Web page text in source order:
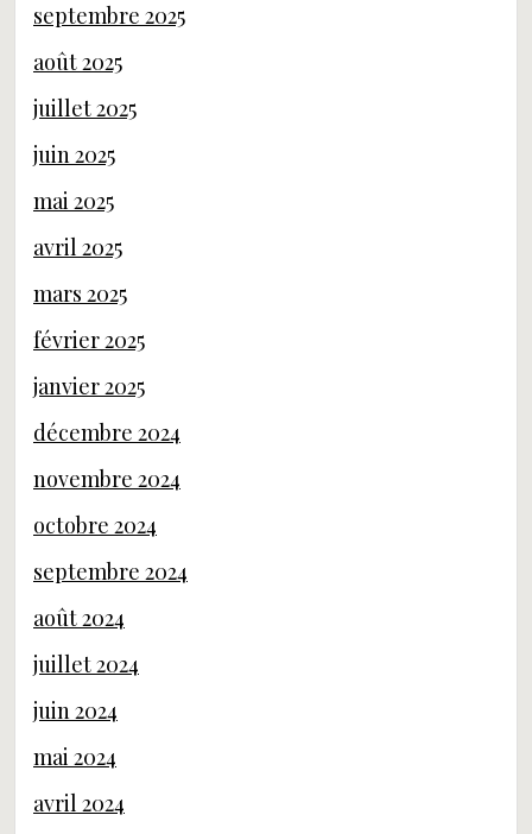
septembre 2025
août 2025
juillet 2025
juin 2025
mai 2025
avril 2025
mars 2025
février 2025
janvier 2025
décembre 2024
novembre 2024
octobre 2024
septembre 2024
août 2024
juillet 2024
juin 2024
mai 2024
avril 2024